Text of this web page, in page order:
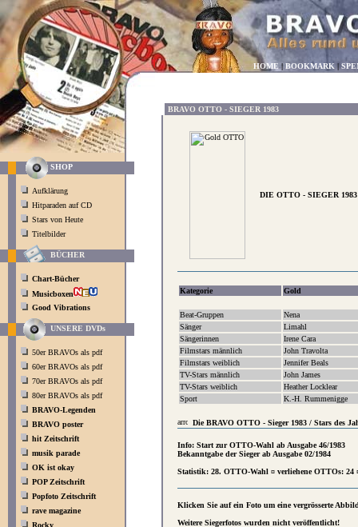
HOME | BOOKMARK |
SHOP
Aufklärung
Hitparaden auf CD
Stars von Heute
Titelbilder
BÜCHER
Chart-Bücher
Musicboxen
Good Vibrations
UNSERE DVDs
50er BRAVOs als pdf
60er BRAVOs als pdf
70er BRAVOs als pdf
80er BRAVOs als pdf
BRAVO-Legenden
BRAVO poster
hit Zeitschrift
musik parade
OK ist okay
POP Zeitschrift
Popfoto Zeitschrift
rave magazine
Rocky
BRAVO OTTO - SIEGER 1983
DIE OTTO - SIEGER 1983
Kategorie Gold
Beat-Gruppen
Nena
Sänger
Limahl
Sängerinnen
Irene Cara
Filmstars männlich
John Travolta
Filmstars weiblich
Jennifer Beals
TV-Stars männlich
John James
TV-Stars weiblich
Heather Locklear
Sport
K.-H. Rummenigge
Die BRAVO OTTO - Sieger 1983 / Stars des
Info: Start zur OTTO-Wahl ab Ausgabe 46/1983
Bekanntgabe der Sieger ab Ausgabe 02/1984
Statistik: 28. OTTO-Wahl ¤ verliehene OTTOs: 24
Klicken Sie auf ein Foto um eine vergrösserte
Weitere Siegerfotos wurden nicht veröffentlicht!